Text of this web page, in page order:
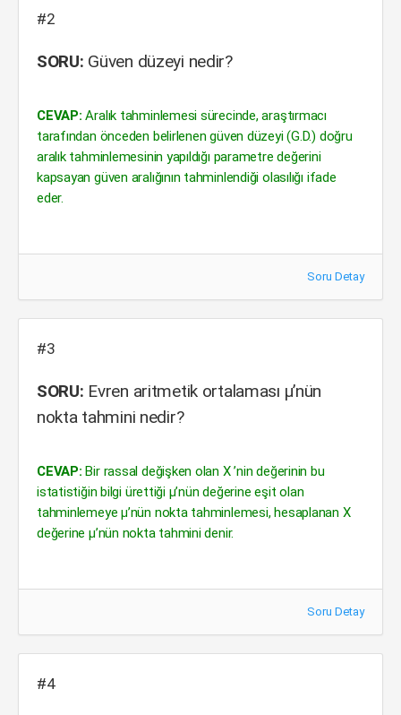
#2
SORU: Güven düzeyi nedir?
CEVAP: Aralık tahminlemesi sürecinde, araştırmacı
tarafından önceden belirlenen güven düzeyi (G.D.) doğru
aralık tahminlemesinin yapıldığı parametre değerini
kapsayan güven aralığının tahminlendiği olasılığı ifade
eder.
Soru Detay
#3
SORU: Evren aritmetik ortalaması µ’nün
nokta tahmini nedir?
CEVAP: Bir rassal değişken olan X ’nin değerinin bu
istatistiğin bilgi ürettiği µ’nün değerine eşit olan
tahminlemeye µ’nün nokta tahminlemesi, hesaplanan X
değerine µ’nün nokta tahmini denir.
Soru Detay
#4